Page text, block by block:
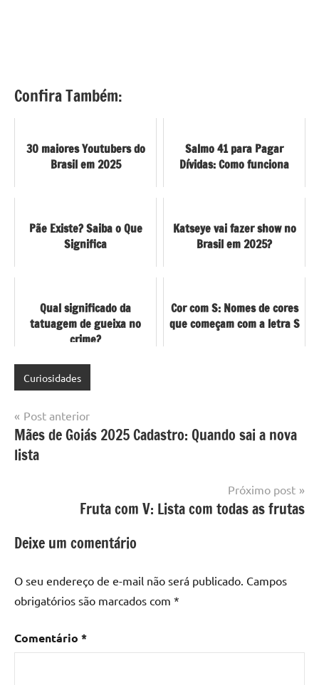
Confira Também:
30 maiores Youtubers do
Brasil em 2025
Salmo 41 para Pagar
Dívidas: Como funciona
Pãe Existe? Saiba o Que
Significa
Katseye vai fazer show no
Brasil em 2025?
Qual significado da
tatuagem de gueixa no
crime?
Cor com S: Nomes de cores
que começam com a letra S
Curiosidades
Navegação
de
Post
Post anterior
Mães de Goiás 2025 Cadastro: Quando sai a nova
lista
Próximo post
Fruta com V: Lista com todas as frutas
Deixe um comentário
O seu endereço de e-mail não será publicado. Campos
obrigatórios são marcados com *
Comentário *